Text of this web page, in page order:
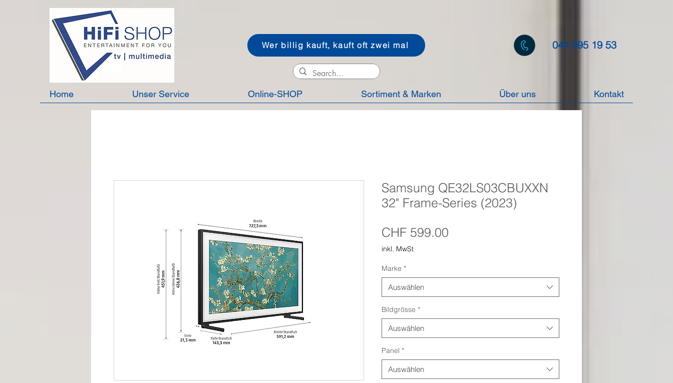
Wer billig kauft, kauft oft zwei mal 044 995 19 53
Home Unser Service Online-SHOP Sortiment & Marken Über uns Kontakt
Samsung QE32LS03CBUXXN
32" Frame-Series (2023)
CHF 599.00
inkl. MwSt
Marke *
Auswählen
Bildgrösse *
Auswählen
Panel *
Auswählen